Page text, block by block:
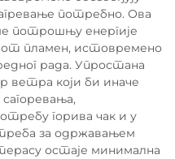
потребно. Ова
потрошњу енергије
пламен, истовремено
рада. Упростана
ветра који би иначе
горива чак и у
за одржавањем
остаје минимална